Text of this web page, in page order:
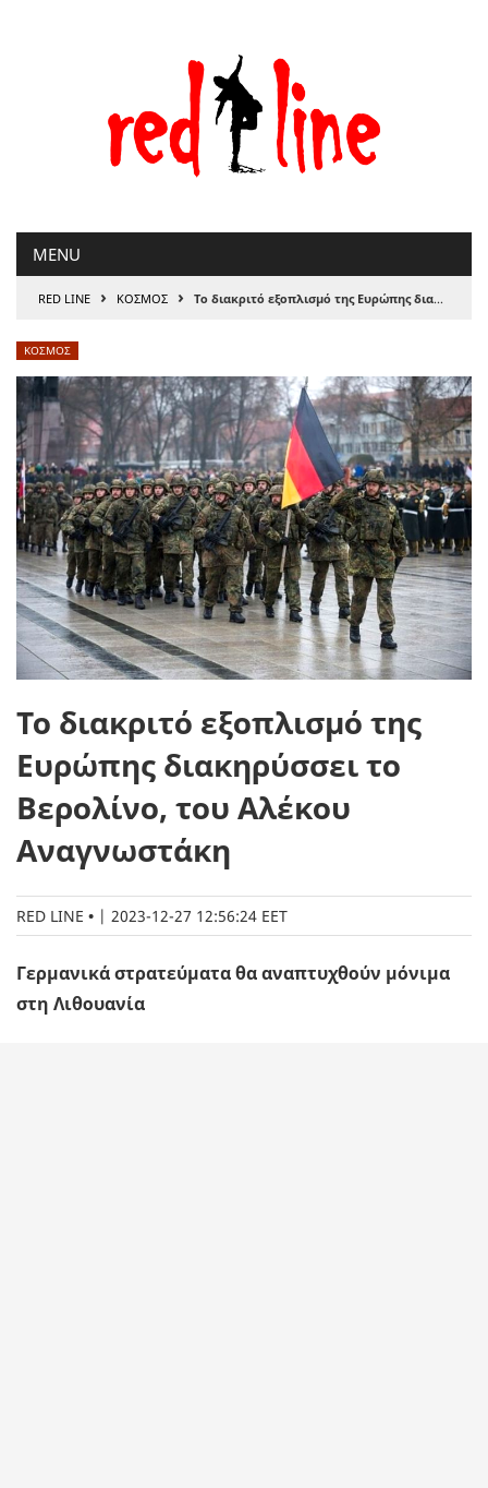
MENU
RED LINE › ΚΟΣΜΟΣ › Το διακριτό εξοπλισμό της Ευρώπης διακηρύσσει το Βερολίνο, του Αλέκου Αναγνωστάκη
ΚΟΣΜΟΣ
Το διακριτό εξοπλισμό της
Ευρώπης διακηρύσσει το
Βερολίνο, του Αλέκου
Αναγνωστάκη
RED LINE | 2023-12-27 12:56:24 EET
Γερμανικά στρατεύματα θα αναπτυχθούν μόνιμα
στη Λιθουανία